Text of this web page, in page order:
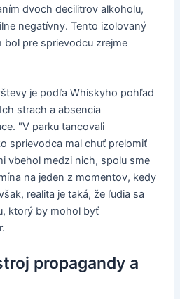
dvoch decilitrov alkoholu,
negatívny. Tento izolovaný
pre sprievodcu zrejme
je podľa Whiskyho pohľad
strach a absencia
"V parku tancovali
sprievodca mal chuť prelomiť
vbehol medzi nich, spolu sme
na jeden z momentov, kedy
realita je taká, že ľudia sa
ktorý by mohol byť
propagandy a